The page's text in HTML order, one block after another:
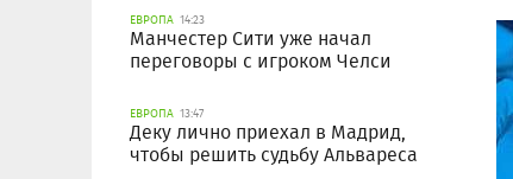
ЕВРОПА 14:23
Манчестер Сити уже начал
переговоры с игроком Челси
ЕВРОПА 13:47
Деку лично приехал в Мадрид,
чтобы решить судьбу Альвареса